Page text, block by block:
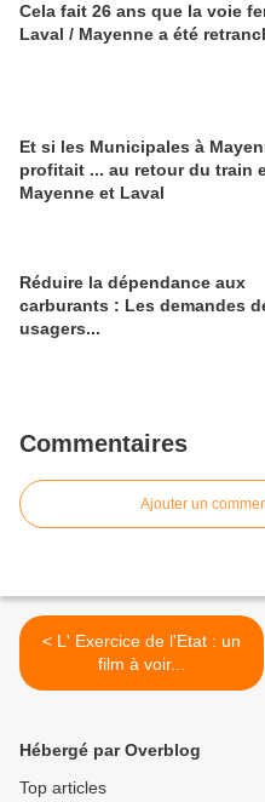
Cela fait 26 ans que la voie
Laval / Mayenne a été
Et si les Municipales à
profitait ... au retour du train
Mayenne et Laval
Réduire la dépendance aux
carburants : Les demandes
usagers...
Commentaires
Ajouter un
< L' Exercice de l'Etat : un
film à voir...
Hébergé par Overblog
Top articles